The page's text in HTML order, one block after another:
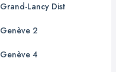
Grand-Lancy Dist
Genève 2
Genève 4